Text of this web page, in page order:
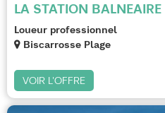
LA STATION
Loueur professionnel
Biscarrosse Plage
VOIR L'OFFRE